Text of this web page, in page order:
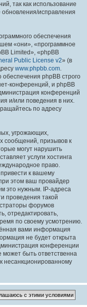
так как использование
исправления
обеспечения
«они», «программное
Limited», «phpBB
Public License v2» (в
www.phpbb.com.
phpBB строго
конференций, и phpBB
конференций
и/или поведения в них.
по адресу
угрожающих,
сообщений, призывов к
могут нарушить
услуги хостинга
право.
к вашему
этом ваш провайдер
это нужным. IP-адреса
проведения такой
форумов
отредактировать,
по своему усмотрению.
вами информация
не будет открыта
конференции
быть ответственна
несанкционированному